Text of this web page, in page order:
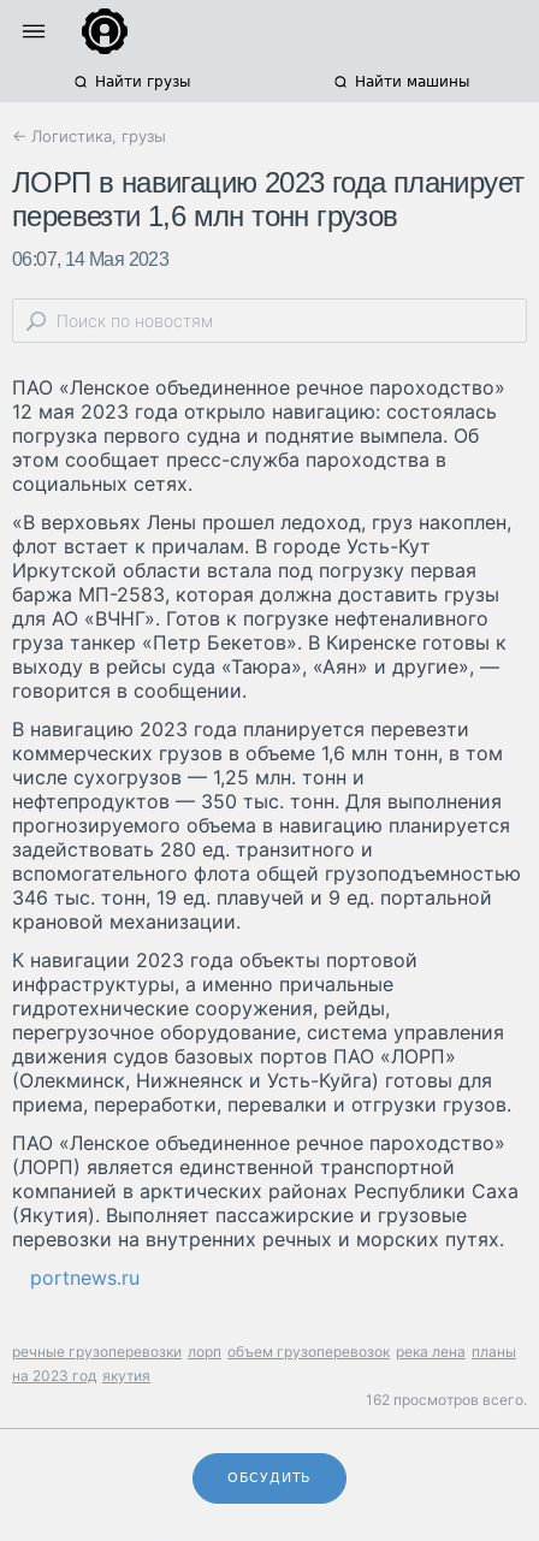
Найти грузы Найти машины
← Логистика, грузы
ЛОРП в навигацию 2023 года планирует
перевезти 1,6 млн тонн грузов
06:07, 14 Мая 2023
ПАО «Ленское объединенное речное пароходство»
12 мая 2023 года открыло навигацию: состоялась
погрузка первого судна и поднятие вымпела. Об
этом сообщает пресс-служба пароходства в
социальных сетях.
«В верховьях Лены прошел ледоход, груз накоплен,
флот встает к причалам. В городе Усть-Кут
Иркутской области встала под погрузку первая
баржа МП-2583, которая должна доставить грузы
для АО «ВЧНГ». Готов к погрузке нефтеналивного
груза танкер «Петр Бекетов». В Киренске готовы к
выходу в рейсы суда «Таюра», «Аян» и другие», —
говорится в сообщении.
В навигацию 2023 года планируется перевезти
коммерческих грузов в объеме 1,6 млн тонн, в том
числе сухогрузов — 1,25 млн. тонн и
нефтепродуктов — 350 тыс. тонн. Для выполнения
прогнозируемого объема в навигацию планируется
задействовать 280 ед. транзитного и
вспомогательного флота общей грузоподъемностью
346 тыс. тонн, 19 ед. плавучей и 9 ед. портальной
крановой механизации.
К навигации 2023 года объекты портовой
инфраструктуры, а именно причальные
гидротехнические сооружения, рейды,
перегрузочное оборудование, система управления
движения судов базовых портов ПАО «ЛОРП»
(Олекминск, Нижнеянск и Усть-Куйга) готовы для
приема, переработки, перевалки и отгрузки грузов.
ПАО «Ленское объединенное речное пароходство»
(ЛОРП) является единственной транспортной
компанией в арктических районах Республики Саха
(Якутия). Выполняет пассажирские и грузовые
перевозки на внутренних речных и морских путях.
portnews.ru
речные грузоперевозки лорп объем грузоперевозок река лена планы
на 2023 год якутия
162 просмотров всего.
ОБСУДИТЬ